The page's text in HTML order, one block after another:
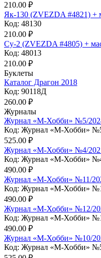
210.00 ₽
Як-130 (ZVEZDA #4821) +
Код: 48130
210.00 ₽
Су-2 (ZVEZDA #4805) +
Код: 48013
210.00 ₽
Буклеты
Каталог Драгон 2018
Код: 90118Д
260.00 ₽
Журналы
Журнал «М-Хобби» №5/
Код: Журнал «М-Хобби»
525.00 ₽
Журнал «М-Хобби» №4/
Код: Журнал «М-Хобби»
490.00 ₽
Журнал «М-Хобби» №11/
Код: Журнал «М-Хобби»
490.00 ₽
Журнал «М-Хобби» №12/
Код: Журнал «М-Хобби»
490.00 ₽
Журнал «М-Хобби» №10/
Код: Журнал «М-Хобби»